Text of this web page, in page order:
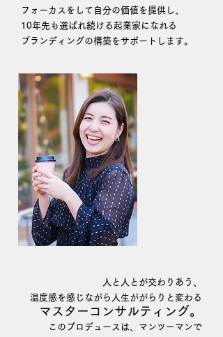
フォーカスをして自分の価値を提供し、
10年先も選ばれ続ける起業家になれる
ブランディングの構築をサポートします。
人と人とが交わりあう、
温度感を感じながら 人生ががらりと変わる
マスターコンサルティング。
このプロデュースは、マンツーマンで